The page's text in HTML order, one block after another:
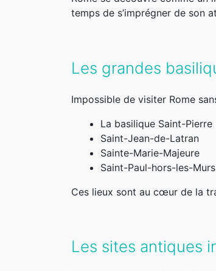
temps de s’imprégner de son
Les grandes
Impossible de visiter Rome
La basilique Saint-Pierre
Saint-Jean-de-Latran
Sainte-Marie-Majeure
Saint-Paul-hors-les-Murs
Ces lieux sont au cœur de la
Les sites antiques